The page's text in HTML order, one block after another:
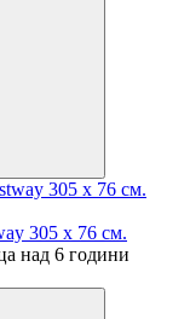
305 х 76 см.
над 6 години